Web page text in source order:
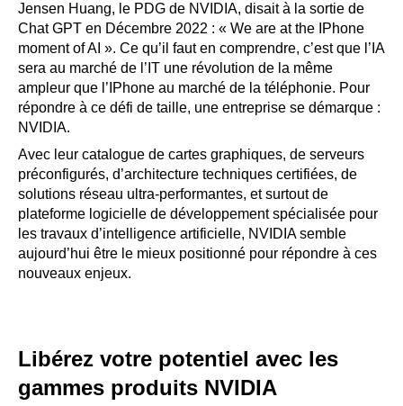
Jensen Huang, le PDG de NVIDIA, disait à la sortie de
Chat GPT en Décembre 2022 : « We are at the IPhone
moment of AI ». Ce qu’il faut en comprendre, c’est que l’IA
sera au marché de l’IT une révolution de la même
ampleur que l’IPhone au marché de la téléphonie. Pour
répondre à ce défi de taille, une entreprise se démarque :
NVIDIA.
Avec leur catalogue de cartes graphiques, de serveurs
préconfigurés, d’architecture techniques certifiées, de
solutions réseau ultra-performantes, et surtout de
plateforme logicielle de développement spécialisée pour
les travaux d’intelligence artificielle, NVIDIA semble
aujourd’hui être le mieux positionné pour répondre à ces
nouveaux enjeux.
Libérez votre potentiel avec les
gammes produits NVIDIA